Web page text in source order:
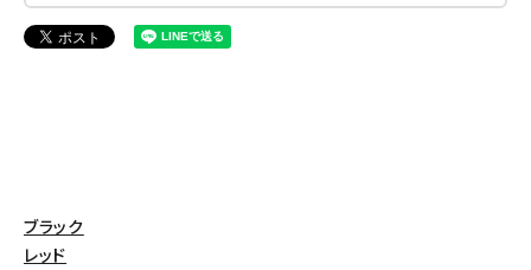
ブラック
レッド